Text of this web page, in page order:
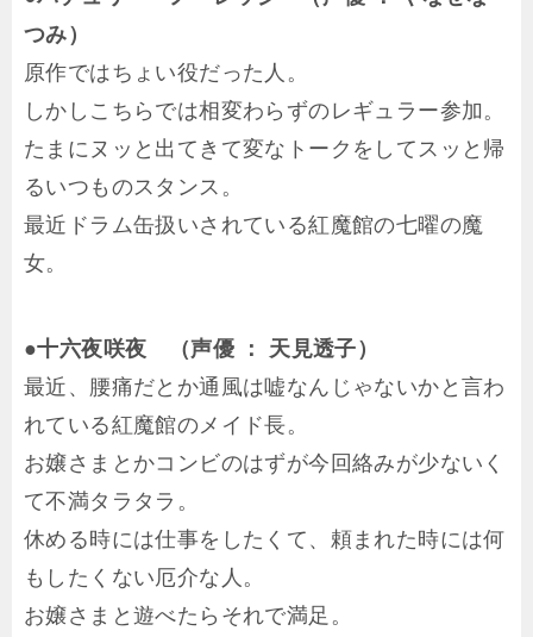
つみ）
原作ではちょい役だった人。
しかしこちらでは相変わらずのレギュラー参加。
たまにヌッと出てきて変なトークをしてスッと帰
るいつものスタンス。
最近ドラム缶扱いされている紅魔館の七曜の魔
女。
●十六夜咲夜 （声優 ： 天見透子）
最近、腰痛だとか通風は嘘なんじゃないかと言わ
れている紅魔館のメイド長。
お嬢さまとかコンビのはずが今回絡みが少ないく
て不満タラタラ。
休める時には仕事をしたくて、頼まれた時には何
もしたくない厄介な人。
お嬢さまと遊べたらそれで満足。